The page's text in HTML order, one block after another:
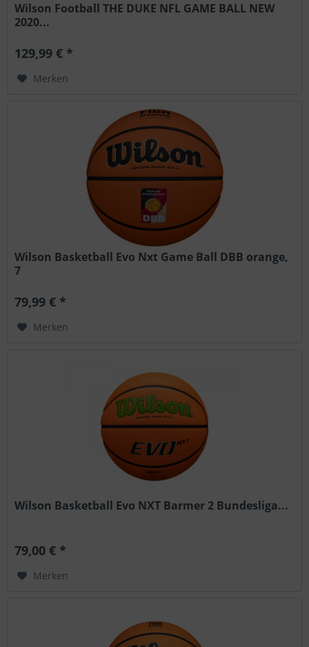
Wilson Football THE DUKE NFL GAME BALL NEW
2020...
129,99 € *
Merken
Wilson Basketball Evo Nxt Game Ball DBB orange,
7
79,99 € *
Merken
Wilson Basketball Evo NXT Barmer 2 Bundesliga...
79,00 € *
Merken